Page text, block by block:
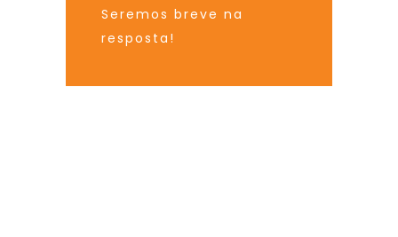
Seremos breve na
resposta!